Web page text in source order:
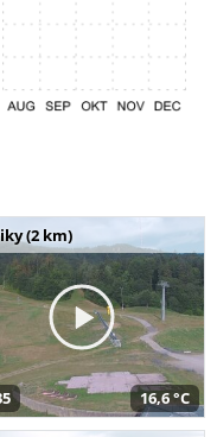
(2 km)
16,6 °C